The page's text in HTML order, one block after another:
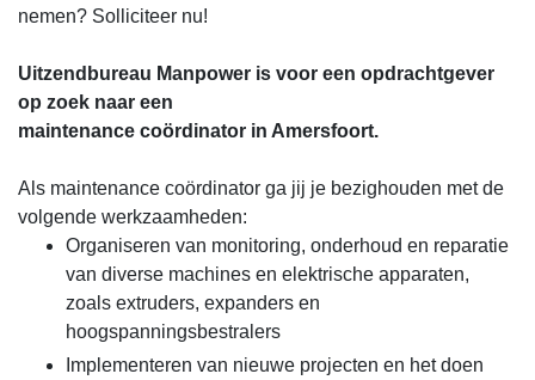
nemen? Solliciteer nu!
Uitzendbureau Manpower is voor een opdrachtgever
op zoek naar een
maintenance coördinator in Amersfoort.
Als maintenance coördinator ga jij je bezighouden met de
volgende werkzaamheden:
Organiseren van monitoring, onderhoud en reparatie
van diverse machines en elektrische apparaten,
zoals extruders, expanders en
hoogspanningsbestralers
Implementeren van nieuwe projecten en het doen